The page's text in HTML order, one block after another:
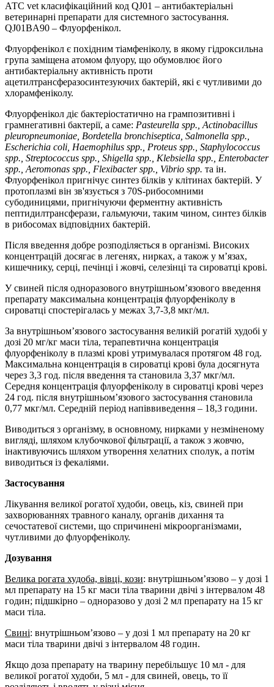
АТС vet класифікаційний код QJ01 – антибактеріальні
ветеринарні препарати для системного застосування.
QJ01BA90 – Флуорфенікол.
Флуорфенікол є похідним тіамфеніколу, в якому гідроксильна
група заміщена атомом флуору, що обумовлює його
антибактеріальну активність проти
ацетилтрансферазосинтезуючих бактерій, які є чутливими до
хлорамфеніколу.
Флуорфенікол діє бактеріостатично на грампозитивні і
грамнегативні бактерії, а саме: Pasteurella spp., Actinobacillus
pleuropneumoniae, Bordetella bronchiseptica, Salmonella spp.,
Escherichia coli, Haemophilus spp., Proteus spp., Staphylococcus
spp., Streptococcus spp., Shigella spp., Klebsiella spp., Enterobacter
spp., Aeromonas spp., Flexibacter spp., Vibrio spp. та ін.
Флуорфенікол пригнічує синтез білків у клітинах бактерій. У
протоплазмі він зв'язується з 70S-рибосомними
субодиницями, пригнічуючи ферментну активність
пептидилтрансферази, гальмуючи, таким чином, синтез білків
в рибосомах відповідних бактерій.
Після введення добре розподіляється в організмі. Високих
концентрацій досягає в легенях, нирках, а також у м’язах,
кишечнику, серці, печінці і жовчі, селезінці та сироватці крові.
У свиней після одноразового внутрішньом’язового введення
препарату максимальна концентрація флуорфеніколу в
сироватці спостерігалась у межах 3,7-3,8 мкг/мл.
За внутрішньом’язового застосування великій рогатій худобі у
дозі 20 мг/кг маси тіла, терапевтична концентрація
флуорфеніколу в плазмі крові утримувалася протягом 48 год.
Максимальна концентрація в сироватці крові була досягнута
через 3,3 год. після введення та становила 3,37 мкг/мл.
Середня концентрація флуорфеніколу в сироватці крові через
24 год. після внутрішньом’язового застосування становила
0,77 мкг/мл. Середній період напіввиведення – 18,3 години.
Виводиться з організму, в основному, нирками у незміненому
вигляді, шляхом клубочкової фільтрації, а також з жовчю,
інактивуючись шляхом утворення хелатних сполук, а потім
виводиться із фекаліями.
Застосування
Лікування великої рогатої худоби, овець, кіз, свиней при
захворюваннях травного каналу, органів дихання та
сечостатевої системи, що спричинені мікроорганізмами,
чутливими до флуорфеніколу.
Дозування
Велика рогата худоба, вівці, кози: внутрішньом’язово – у дозі 1
мл препарату на 15 кг маси тіла тварини двічі з інтервалом 48
годин; підшкірно – одноразово у дозі 2 мл препарату на 15 кг
маси тіла.
Свині: внутрішньом’язово – у дозі 1 мл препарату на 20 кг
маси тіла тварини двічі з інтервалом 48 годин.
Якщо доза препарату на тварину перебільшує 10 мл - для
великої рогатої худоби, 5 мл - для свиней, овець, то її